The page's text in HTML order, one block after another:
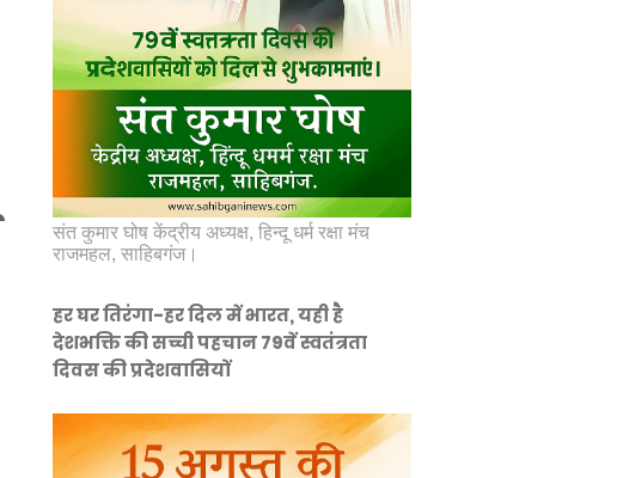
संत कुमार घोष केंद्रीय अध्यक्ष, हिन्दू धर्म रक्षा मंच
राजमहल, साहिबगंज।
हर घर तिरंगा-हर दिल में भारत, यही है
देशभक्ति की सच्ची पहचान 79वें स्वतंत्रता
दिवस की प्रदेशवासियों